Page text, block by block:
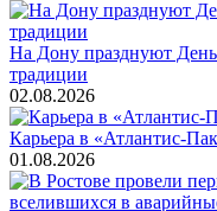
На Дону празднуют День
традиции
02.08.2026
Карьера в «Атлантис-
01.08.2026